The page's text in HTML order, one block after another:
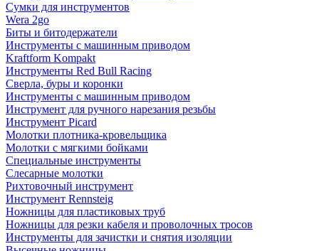
Сумки для инструментов
Wera 2go
Биты и битодержатели
Инструменты с машинным приводом
Kraftform Kompakt
Инструменты Red Bull Racing
Сверла, буры и коронки
Инструменты с машинным приводом
Инструмент для ручного нарезания резьбы
Инструмент Picard
Молотки плотника-кровельщика
Молотки с мягкими бойками
Специальные инструменты
Слесарные молотки
Рихтовочный инструмент
Инструмент Rennsteig
Ножницы для пластиковых труб
Ножницы для резки кабеля и проволочных тросов
Инструменты для зачистки и снятия изоляции